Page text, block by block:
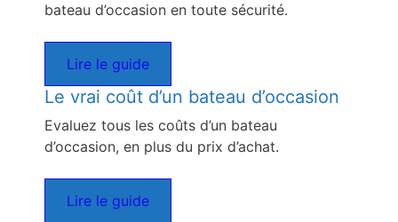
bateau d’occasion en toute sécurité.
Lire le guide
Le vrai coût d’un bateau d’occasion
Evaluez tous les coûts d’un bateau
d’occasion, en plus du prix d’achat.
Lire le guide